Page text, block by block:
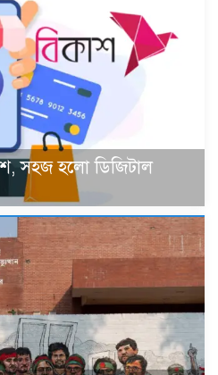
সহজ হলো ডিজিটাল